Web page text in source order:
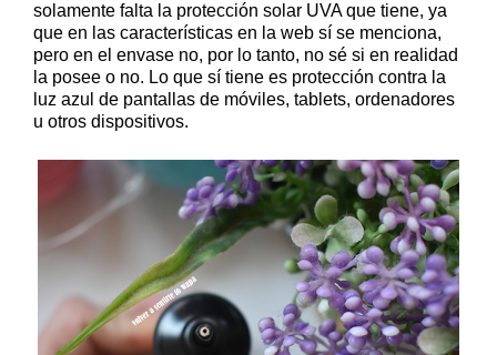
solamente falta la protección solar UVA que tiene, ya
que en las características en la web sí se menciona,
pero en el envase no, por lo tanto, no sé si en realidad
la posee o no. Lo que sí tiene es protección contra la
luz azul de pantallas de móviles, tablets, ordenadores
u otros dispositivos.